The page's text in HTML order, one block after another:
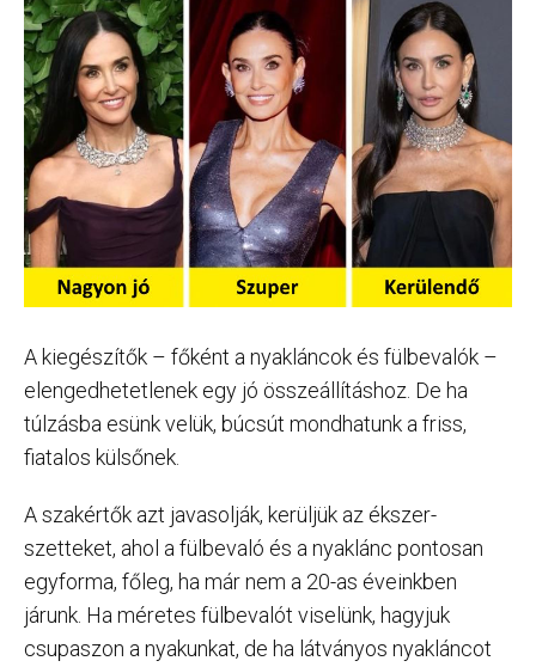
A kiegészítők – főként a nyakláncok és fülbevalók –
elengedhetetlenek egy jó összeállításhoz. De ha
túlzásba esünk velük, búcsút mondhatunk a friss,
fiatalos külsőnek.
A szakértők azt javasolják, kerüljük az ékszer-
szetteket, ahol a fülbevaló és a nyaklánc pontosan
egyforma, főleg, ha már nem a 20-as éveinkben
járunk. Ha méretes fülbevalót viselünk, hagyjuk
csupaszon a nyakunkat, de ha látványos nyakláncot